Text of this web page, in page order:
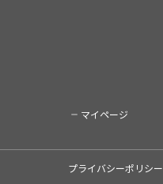
マイページ
プライバシーポリシー